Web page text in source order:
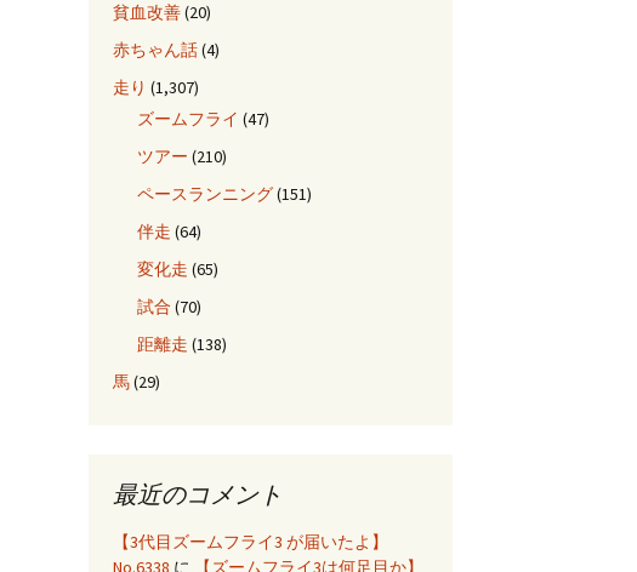
貧血改善(20)
赤ちゃん話(4)
走り (1,307)
ズームフライ (47)
ツアー (210)
ペースランニング(151)
伴走 (64)
変化走 (65)
試合 (70)
距離走 (138)
馬(29)
最近のコメント
【3代目ズームフライ3 が届いたよ】
No.6338 に
【ズームフライ3は何足目か】